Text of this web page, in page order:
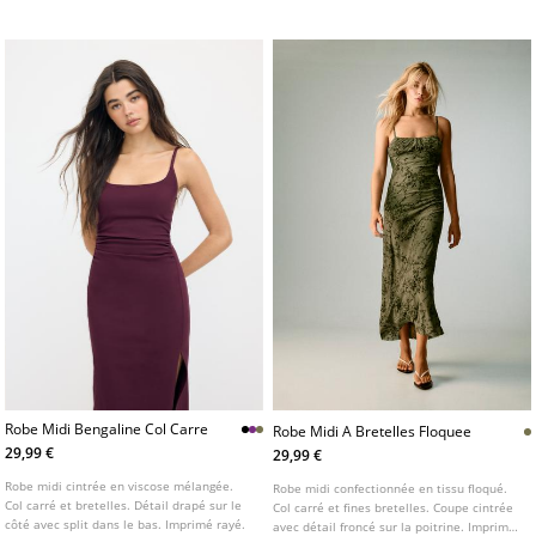
Robe Midi Bengaline Col Carre
29,99 €
Robe midi cintrée en viscose mélangée.
Col carré et bretelles. Détail drapé sur le
côté avec split dans le bas. Imprimé rayé.
Robe Midi A Bretelles Floquee
29,99 €
Robe midi confectionnée en tissu floqué.
Col carré et fines bretelles. Coupe cintrée
avec détail froncé sur la poitrine. Imprimé